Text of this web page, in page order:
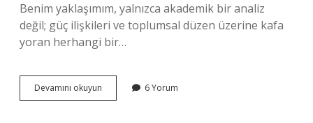
Benim yaklaşımım, yalnızca akademik bir analiz
değil; güç ilişkileri ve toplumsal düzen üzerine kafa
yoran herhangi bir…
Devamını okuyun
böreği
6 Yorum